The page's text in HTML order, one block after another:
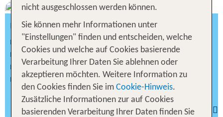
UNSER ANGEBOT FÜR SIE
3 Tage Luxusurlaub im 5* Resort
inkl. Frühstück
eigene Anreise oder mit Flug buchbar
individuell verlängerbar
Angebot buchen
nicht ausgeschlossen werden können.
Sie können mehr Informationen unter
"Einstellungen" finden und entscheiden, welche
Cookies und welche auf Cookies basierende
Verarbeitung Ihrer Daten Sie ablehnen oder
akzeptieren möchten. Weitere Information zu
den Cookies finden Sie im Cookie-Hinweis.
Zusätzliche Informationen zur auf Cookies
basierenden Verarbeitung Ihrer Daten finden Sie